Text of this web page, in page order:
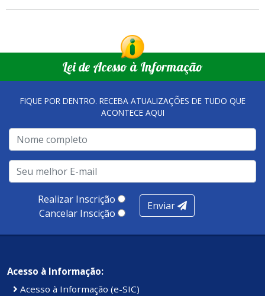
2026, para participarem da troca de figurinhas que vai acontecer no
comunicacao@iuna.es.gov.br
Lei de Acesso à Informação
FIQUE POR DENTRO. RECEBA ATUALIZAÇÕES DE TUDO QUE
ACONTECE AQUI
Realizar Inscrição
Cancelar Inscição
Enviar
Acesso à Informação:
Acesso à Informação (e-SIC)